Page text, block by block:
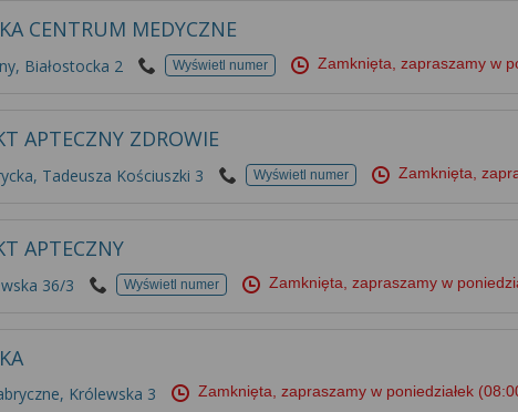
CENTRUM MEDYCZNE
Białostocka 2 Wyświetl numer Zamknięta, zapraszamy w
APTECZNY ZDROWIE
Tadeusza Kościuszki 3 Wyświetl numer Zamknięta,
APTECZNY
36/3 Wyświetl numer Zamknięta, zapraszamy w
Królewska 3 Zamknięta, zapraszamy w poniedziałek